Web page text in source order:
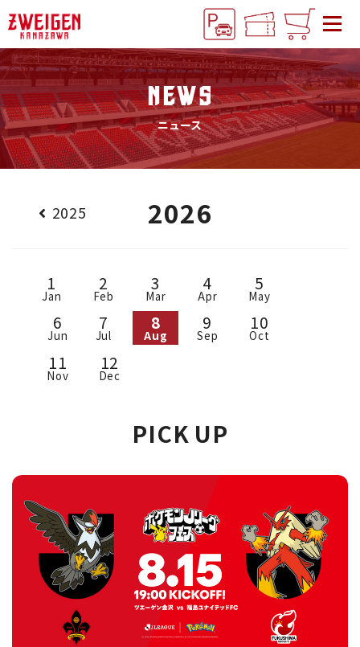
NEWS
ニュース
2025 2026
1
Jan
2
Feb
3
Mar
4
Apr
5
May
6
Jun
7
Jul
8
Aug
9
Sep
10
Oct
11
Nov
12
Dec
PICK UP